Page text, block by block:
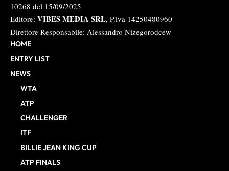
10268 del 15/09/2025
Editore: VIBES MEDIA SRL, P.iva 14250480960
Direttore Responsabile: Alessandro Nizegorodcew
HOME
ENTRY LIST
NEWS
WTA
ATP
CHALLENGER
ITF
BILLIE JEAN KING CUP
ATP FINALS